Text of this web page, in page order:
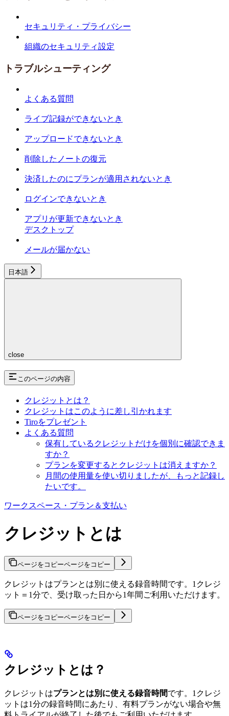
セキュリティ・プライバシー
組織のセキュリティ設定
トラブルシューティング
よくある質問
ライブ記録ができないとき
アップロードできないとき
削除したノートの復元
決済したのにプランが適用されないとき
ログインできないとき
アプリが更新できないとき
デスクトップ
メールが届かない
日本語
close
このページの内容
クレジットとは？
クレジットはこのように差し引かれます
Tiroをプレゼント
よくある質問
保有しているクレジットだけを個別に確認できま
すか？
プランを変更するとクレジットは消えますか？
月間の使用量を使い切りましたが、もっと記録し
たいです。
ワークスペース・プラン＆支払い
クレジットとは
ページをコピーページをコピー
クレジットはプランとは別に使える録音時間です。1クレジ
ット＝1分で、受け取った日から1年間ご利用いただけます。
ページをコピーページをコピー
クレジットとは？
クレジットはプランとは別に使える録音時間です。1クレジ
ットは1分の録音時間にあたり、有料プランがない場合や無